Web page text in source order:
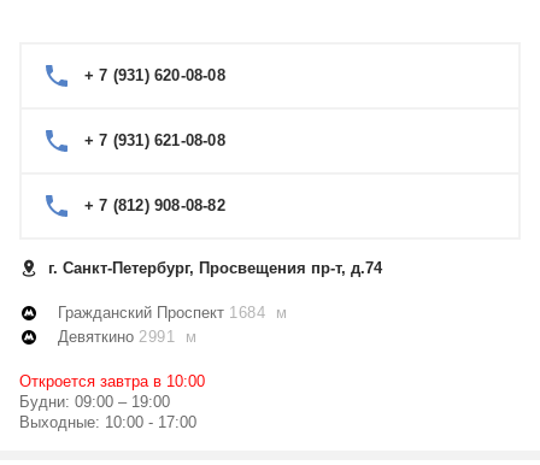
+ 7 (931) 620-08-08
+ 7 (931) 621-08-08
+ 7 (812) 908-08-82
г. Санкт-Петербург, Просвещения пр-т, д.74
Гражданский Проспект 1684 м
Девяткино 2991 м
Откроется завтра в 10:00
Будни: 09:00 – 19:00
Выходные: 10:00 - 17:00